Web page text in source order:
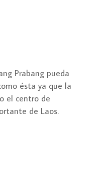
Prabang pueda
ésta ya que la
el centro de
de Laos.